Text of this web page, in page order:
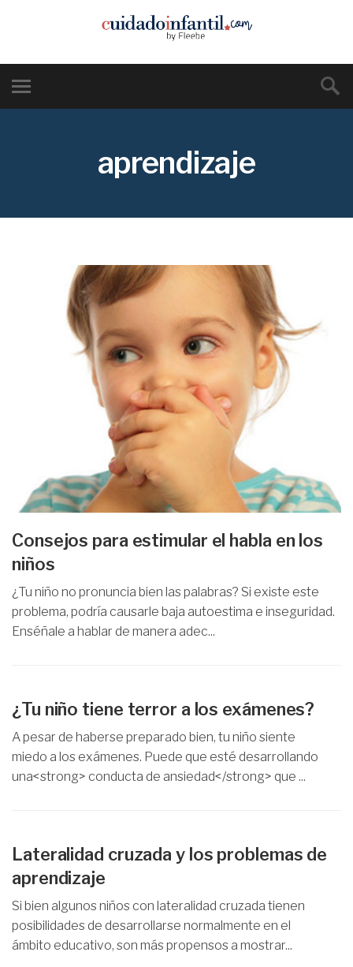
aprendizaje
Consejos para estimular el habla en los
niños
¿Tu niño no pronuncia bien las palabras? Si existe este
problema, podría causarle baja autoestima e inseguridad.
Enséñale a hablar de manera adec...
¿Tu niño tiene terror a los exámenes?
A pesar de haberse preparado bien, tu niño siente
miedo a los exámenes. Puede que esté desarrollando
una<strong> conducta de ansiedad</strong> que ...
Lateralidad cruzada y los problemas de
aprendizaje
Si bien algunos niños con lateralidad cruzada tienen
posibilidades de desarrollarse normalmente en el
ámbito educativo, son más propensos a mostrar...